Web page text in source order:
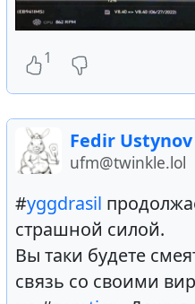
1
Fedir Ustynov
ufm@twinkle.lol
#yggdrasil
страшной силой.
Вы таки будете
связь со своими